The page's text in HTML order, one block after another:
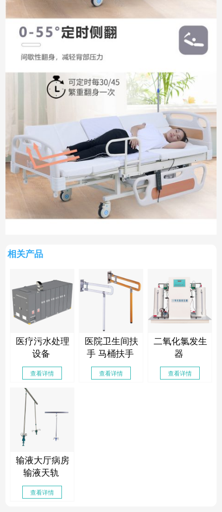
相关产品
医疗污水处理
设备
查看详情
医院卫生间扶
手 马桶扶手
查看详情
二氧化氯发生
器
查看详情
输液大厅病房
输液天轨
查看详情